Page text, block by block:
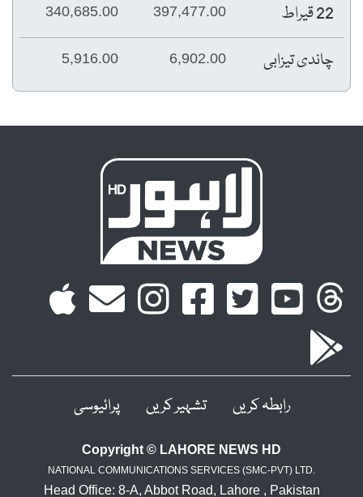
22 قیراط 397,477.00
340,685.00
چاندی تیزابی 6,902.00
5,916.00
رابطہ کریں تشہیر کریں پرائیوسی
Copyright © LAHORE NEWS HD
NATIONAL COMMUNICATIONS SERVICES (SMC-PVT) LTD.
Head Office: 8-A, Abbot Road, Lahore , Pakistan